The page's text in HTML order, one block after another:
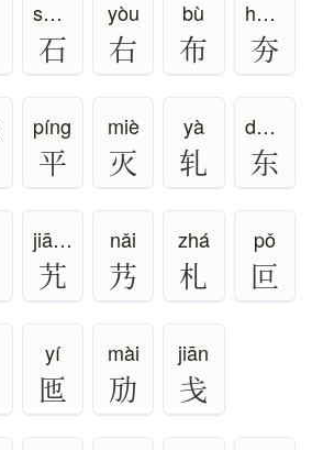
shí、dàn
石
yòu
右
bù
布
hāng、bèn
夯
píng
平
miè
灭
yà
轧
dōng
东
jiāo、qiú
艽
nǎi
艿
zhá
札
pǒ
叵
yí
匜
mài
劢
jiān
戋